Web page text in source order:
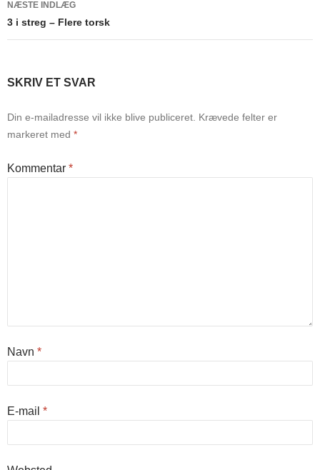
NÆSTE INDLÆG
3 i streg – Flere torsk
SKRIV ET SVAR
Din e-mailadresse vil ikke blive publiceret. Krævede felter er
markeret med *
Kommentar *
Navn *
E-mail *